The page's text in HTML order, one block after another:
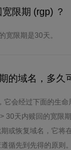
限期 (rgp) ？
宽限期是30天。
的域名，多久
它会经过下面的生命
30天内赎回的宽限
或恢复域名，它将
循先到先得的原则。